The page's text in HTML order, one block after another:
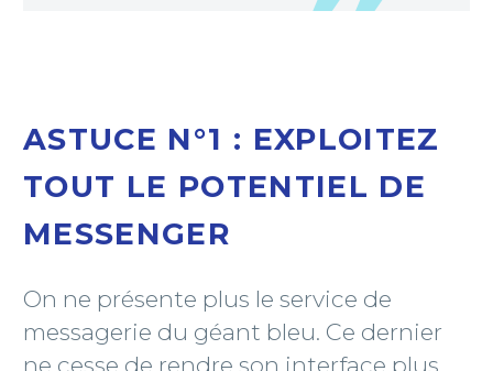
ASTUCE N°1 : EXPLOITEZ
TOUT LE POTENTIEL DE
MESSENGER
On ne présente plus le service de
messagerie du géant bleu. Ce dernier
ne cesse de rendre son interface plus